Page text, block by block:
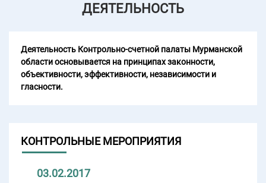
ДЕЯТЕЛЬНОСТЬ
Деятельность Контрольно-счетной палаты Мурманской
области основывается на принципах законности,
объективности, эффективности, независимости и
гласности.
КОНТРОЛЬНЫЕ МЕРОПРИЯТИЯ
03.02.2017